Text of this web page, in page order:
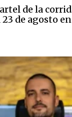
de la
de agosto